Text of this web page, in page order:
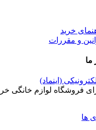
خرید
و مقررات
ما
فروشگاه لوازم خانگی
ها